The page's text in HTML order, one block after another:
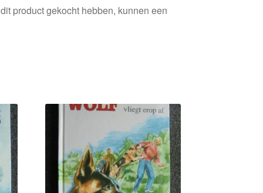
product gekocht hebben, kunnen een